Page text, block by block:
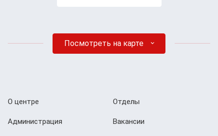
Посмотреть на карте
О центре
Администрация
Отделы
Вакансии